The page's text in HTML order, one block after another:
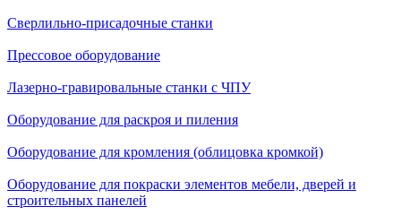
Сверлильно-присадочные станки
Прессовое оборудование
Лазерно-гравировальные станки с ЧПУ
Оборудование для раскроя и пиления
Оборудование для кромления (облицовка кромкой)
Оборудование для покраски элементов мебели, дверей и
строительных панелей